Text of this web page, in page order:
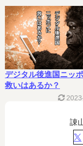
デジタル後進国ニッ
救いはあるか？
諌